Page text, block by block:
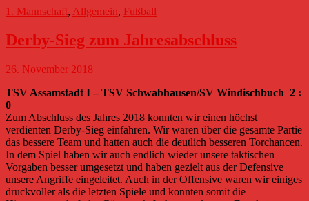
1. Mannschaft, Allgemein, Fußball
Derby-Sieg zum Jahresabschluss
26. November 2018
TSV Assamstadt I – TSV Schwabhausen/SV Windischbuch 2 :
0
Zum Abschluss des Jahres 2018 konnten wir einen höchst
verdienten Derby-Sieg einfahren. Wir waren über die gesamte Partie
das bessere Team und hatten auch die deutlich besseren Torchancen.
In dem Spiel haben wir auch endlich wieder unsere taktischen
Vorgaben besser umgesetzt und haben gezielt aus der Defensive
unsere Angriffe eingeleitet. Auch in der Offensive waren wir einiges
druckvoller als die letzten Spiele und konnten somit die